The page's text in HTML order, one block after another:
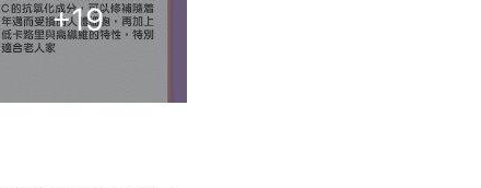
+19